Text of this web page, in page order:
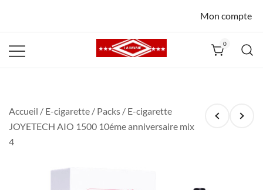
Mon compte
0
Accueil / E-cigarette / Packs / E-cigarette
JOYETECH AIO 1500 10éme anniversaire mix
4